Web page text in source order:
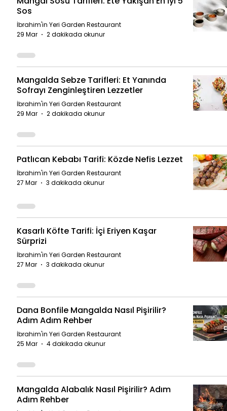
Sos
İbrahim'in Yeri Garden Restaurant
29 Mar
2 dakikada okunur
Mangalda Sebze Tarifleri: Et Yanında
Sofrayı Zenginleştiren Lezzetler
İbrahim'in Yeri Garden Restaurant
29 Mar
2 dakikada okunur
Patlıcan Kebabı Tarifi: Közde Nefis Lezzet
İbrahim'in Yeri Garden Restaurant
27 Mar
3 dakikada okunur
Kasarlı Köfte Tarifi: İçi Eriyen Kaşar
Sürprizi
İbrahim'in Yeri Garden Restaurant
27 Mar
3 dakikada okunur
Dana Bonfile Mangalda Nasıl Pişirilir?
Adım Adım Rehber
İbrahim'in Yeri Garden Restaurant
25 Mar
4 dakikada okunur
Mangalda Alabalık Nasıl Pişirilir? Adım
Adım Rehber